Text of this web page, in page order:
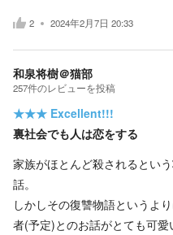
2 2024年2月7日 20:33
和泉将樹＠猫部
257件のレビューを投稿
★★★ Excellent!!!
裏社会でも人は恋をする
家族がほとんど殺されるとい
話。
しかしその復讐物語というよ
者(予定)とのお話がとても可愛